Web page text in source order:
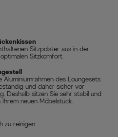
Sitzpolster aus in der
Sitzkomfort.
Aluminiumrahmen des Loungesets
und daher sicher vor
Deshalb sitzen Sie sehr stabil und
neuen Möbelstück.
zu reinigen.